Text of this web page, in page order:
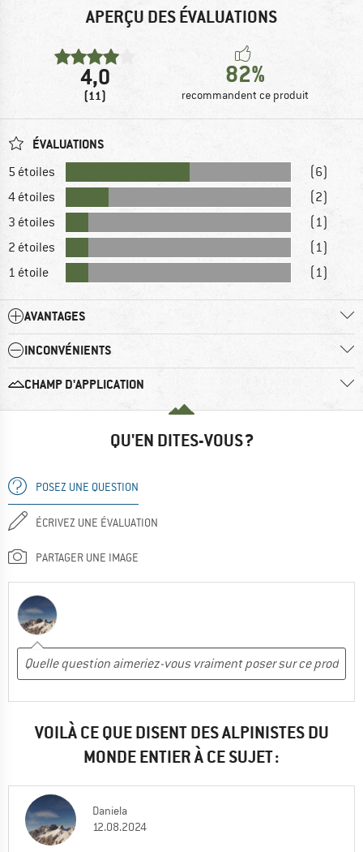
APERÇU DES ÉVALUATIONS
4,0
(11)
82%
recommandent ce produit
ÉVALUATIONS
5 étoiles
(6)
4 étoiles
(2)
3 étoiles
(1)
2 étoiles
(1)
1 étoile
(1)
AVANTAGES
INCONVÉNIENTS
CHAMP D'APPLICATION
QU'EN DITES-VOUS ?
POSEZ UNE QUESTION
ÉCRIVEZ UNE ÉVALUATION
PARTAGER UNE IMAGE
VOILÀ CE QUE DISENT DES ALPINISTES DU
MONDE ENTIER À CE SUJET :
Daniela
12.08.2024